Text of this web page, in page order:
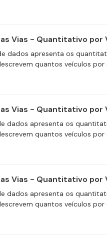
Vias - Quantitativo por
dados apresenta os
quantos veículos por
Vias - Quantitativo por
dados apresenta os
quantos veículos por
Vias - Quantitativo por
dados apresenta os
quantos veículos por